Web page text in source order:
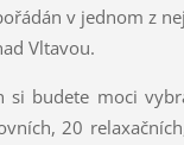
v jednom z
Vltavou.
si budete moci
20